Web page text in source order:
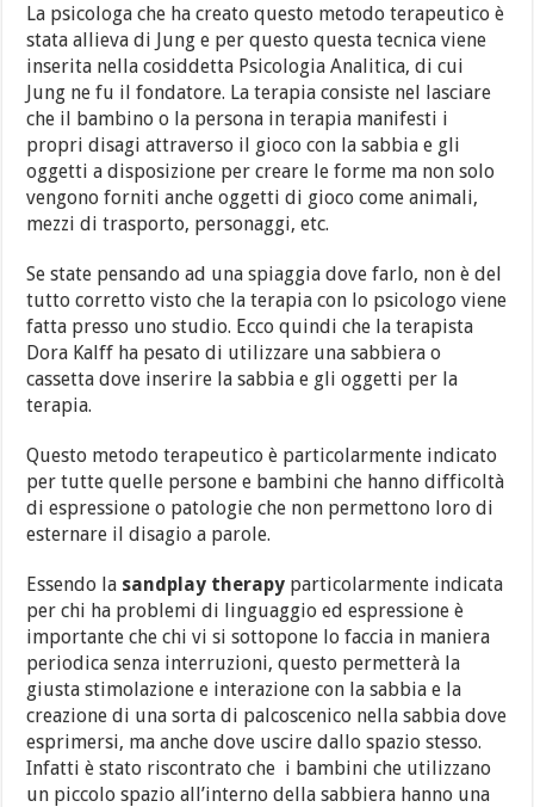
La psicologa che ha creato questo metodo terapeutico è
stata allieva di Jung e per questo questa tecnica viene
inserita nella cosiddetta Psicologia Analitica, di cui
Jung ne fu il fondatore. La terapia consiste nel lasciare
che il bambino o la persona in terapia manifesti i
propri disagi attraverso il gioco con la sabbia e gli
oggetti a disposizione per creare le forme ma non solo
vengono forniti anche oggetti di gioco come animali,
mezzi di trasporto, personaggi, etc.
Se state pensando ad una spiaggia dove farlo, non è del
tutto corretto visto che la terapia con lo psicologo viene
fatta presso uno studio. Ecco quindi che la terapista
Dora Kalff ha pesato di utilizzare una sabbiera o
cassetta dove inserire la sabbia e gli oggetti per la
terapia.
Questo metodo terapeutico è particolarmente indicato
per tutte quelle persone e bambini che hanno difficoltà
di espressione o patologie che non permettono loro di
esternare il disagio a parole.
Essendo la sandplay therapy particolarmente indicata
per chi ha problemi di linguaggio ed espressione è
importante che chi vi si sottopone lo faccia in maniera
periodica senza interruzioni, questo permetterà la
giusta stimolazione e interazione con la sabbia e la
creazione di una sorta di palcoscenico nella sabbia dove
esprimersi, ma anche dove uscire dallo spazio stesso.
Infatti è stato riscontrato che i bambini che utilizzano
un piccolo spazio all’interno della sabbiera hanno una